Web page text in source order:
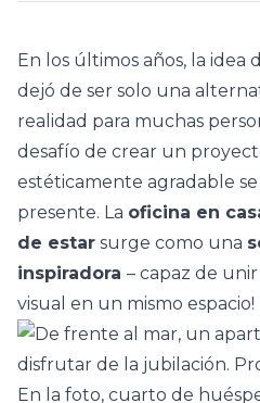
En los últimos años, la idea
dejó de ser solo una
realidad para muchas
desafío de crear un
estéticamente agradable
presente. La oficina en
de estar surge como una
inspiradora – capaz de
visual en un mismo espacio!